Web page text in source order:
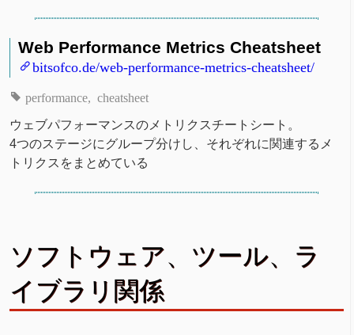
Web Performance Metrics Cheatsheet
bitsofco.de/web-performance-metrics-cheatsheet/
performance cheatsheet
ウェブパフォーマンスのメトリクスチートシート。
4つのステージにグループ分けし、それぞれに関連するメ
トリクスをまとめている
ソフトウェア、ツール、ラ
イブラリ関係